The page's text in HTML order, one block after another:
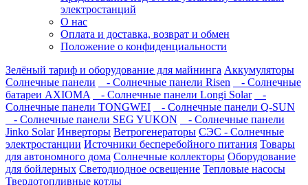
электростанций
О нас
Оплата и доставка, возврат и обмен
Положение о конфиденциальности
Зелёный тариф и оборудование для майнинга Аккумуляторы
Солнечные панели
- Солнечные панели Risen
- Солнечные
батареи AXIOMA
- Солнечные панели Longi Solar
-
Солнечные панели TONGWEI
- Солнечные панели Q-SUN
- Солнечные панели SEG YUKON
- Солнечные панели
Jinko Solar Инверторы Ветрогенераторы СЭС - Солнечные
электростанции Источники бесперебойного питания Товары
для автономного дома Солнечные коллекторы Оборудование
для бойлерных Светодиодное освещение Тепловые насосы
Твердотопливные котлы